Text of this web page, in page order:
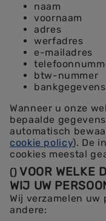
naam
voornaam
adres
werfadres
e-mailadres
btw-nummer
bankgegevens
Wanneer u onze
bepaalde
automatisch
cookie policy). De
cookies meestal
() VOOR WELKE
WIJ UW
Wij verzamelen uw
andere: